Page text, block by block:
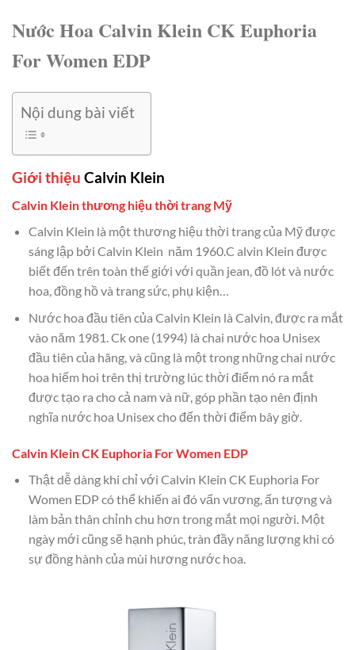
Nước Hoa Calvin Klein CK Euphoria
For Women EDP
Nội dung bài viết
Giới thiệu Calvin Klein
Calvin Klein thương hiệu thời trang Mỹ
Calvin Klein là một thương hiệu thời trang của Mỹ được
sáng lập bởi Calvin Klein năm 1960.C alvin Klein được
biết đến trên toàn thế giới với quần jean, đồ lót và nước
hoa, đồng hồ và trang sức, phụ kiện…
Nước hoa đầu tiên của Calvin Klein là Calvin, được ra mắt
vào năm 1981. Ck one (1994) là chai nước hoa Unisex
đầu tiên của hãng, và cũng là một trong những chai nước
hoa hiếm hoi trên thị trường lúc thời điểm nó ra mắt
được tạo ra cho cả nam và nữ, góp phần tạo nên định
nghĩa nước hoa Unisex cho đến thời điểm bây giờ.
Calvin Klein CK Euphoria For Women EDP
Thật dễ dàng khi chỉ với Calvin Klein CK Euphoria For
Women EDP có thể khiến ai đó vấn vương, ấn tượng và
làm bản thân chỉnh chu hơn trong mắt mọi người. Một
ngày mới cũng sẽ hạnh phúc, tràn đầy năng lượng khi có
sự đồng hành của mùi hương nước hoa.